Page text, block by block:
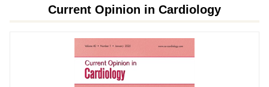
Current Opinion in Cardiology